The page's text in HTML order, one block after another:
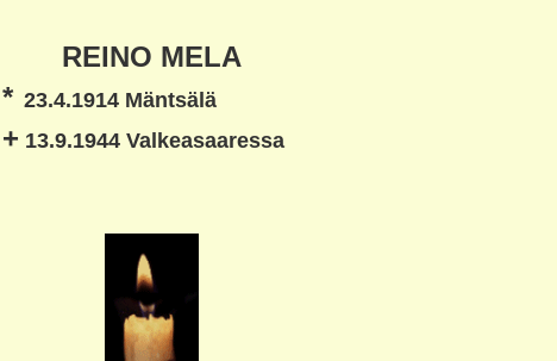
REINO MELA
* 23.4.1914 Mäntsälä
+ 13.9.1944 Valkeasaaressa